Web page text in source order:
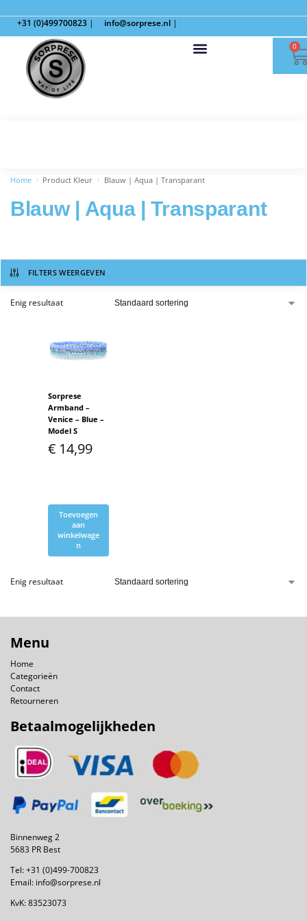
+31 (0)499700823 | info@sorprese.nl |
0
Home / Product Kleur / Blauw | Aqua | Transparant
Blauw | Aqua | Transparant
FILTERS WEERGEVEN
Enig resultaat
Sorprese
Armband –
Venice – Blue –
Model S
€ 14,99
Toevoegen
aan
winkelwage
n
Enig resultaat
Menu
Home
Categorieën
Contact
Retourneren
Betaalmogelijkheden
Binnenweg 2
5683 PR Best
Tel:+31 (0)499-700823
Email: info@sorprese.nl
KvK: 83523073